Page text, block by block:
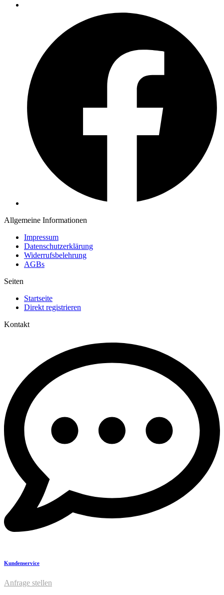
Allgemeine Informationen
Impressum
Datenschutzerklärung
Widerrufsbelehrung
AGBs
Seiten
Startseite
Direkt registrieren
Kontakt
Kundenservice
Anfrage stellen